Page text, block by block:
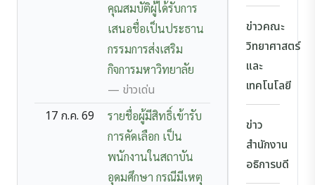
คุณสมบัติผู้ได้รับการ
เสนอชื่อเป็นประธาน
กรรมการส่งเสริม
กิจการมหาวิทยาลัย
— ข่าวเด่น
17 ก.ค. 69
รายชื่อผู้มีสิทธิ์เข้ารับ
การคัดเลือก เป็น
พนักงานในสถาบัน
อุดมศึกษา กรณีมีเหตุ
ข่าวคณะ
วิทยาศาสตร์
และ
เทคโนโลยี
ข่าว
สำนักงาน
อธิการบดี